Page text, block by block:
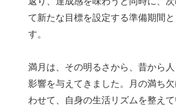
て新たな目標を設定する準備期間
す。
満月は、その明るさから、昔から
影響を与えてきました。月の満ち
わせて、自身の生活リズムを整え